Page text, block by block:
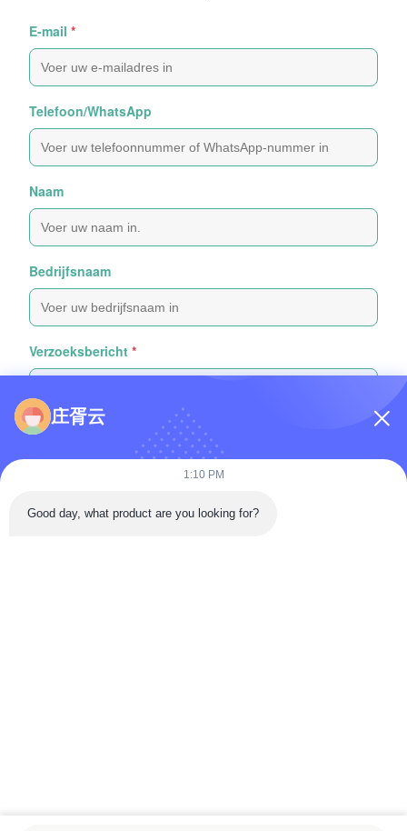
E-mail *
Telefoon/WhatsApp
Naam
Bedrijfsnaam
Verzoeksbericht *
Bijvoeg bestanden
庄胥云
1:10 PM
Good day, what product are you looking for?